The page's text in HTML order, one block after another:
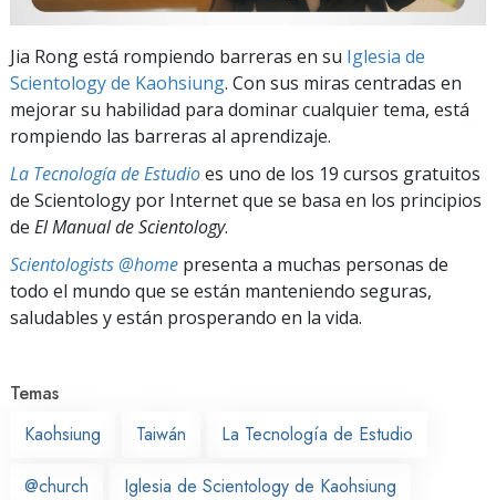
Jia Rong está rompiendo barreras en su Iglesia de
Scientology de Kaohsiung. Con sus miras centradas en
mejorar su habilidad para dominar cualquier tema, está
rompiendo las barreras al aprendizaje.
La Tecnología de Estudioes uno de los 19 cursos gratuitos
de Scientology por Internet que se basa en los principios
de El Manual de Scientology.
Scientologists @home presenta a muchas personas de
todo el mundo que se están manteniendo seguras,
saludables y están prosperando en la vida.
Temas
Kaohsiung
Taiwán La Tecnología de Estudio
@church Iglesia de Scientology de Kaohsiung